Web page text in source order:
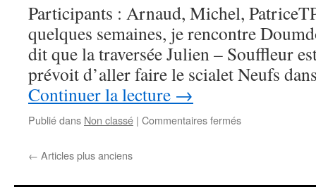
Participants : Arnaud, Michel,
quelques semaines, je rencontre
dit que la traversée Julien – Souffleur
prévoit d’aller faire le scialet Neufs
Continuer la lecture →
Publié dans Non classé | Commentaires ferméssur
← Articles plus anciens